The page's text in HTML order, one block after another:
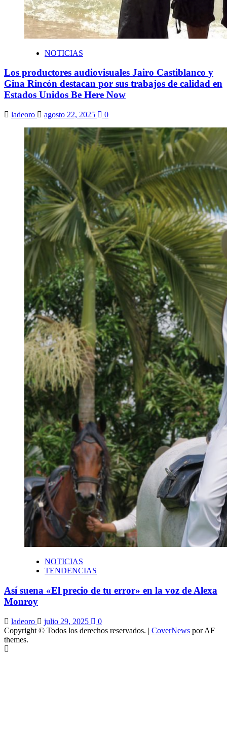
NOTICIAS
Los productores audiovisuales Jairo Castiblanco y
Gina Rincón destacan por sus trabajos de calidad en
Estados Unidos Be Here Now
ladeoro agosto 22, 2025 0
NOTICIAS
TENDENCIAS
Así suena «El precio de tu error» en la voz de Alexa
Monroy
ladeoro julio 29, 2025
0
Copyright © Todos los derechos reservados. | CoverNews por AF
themes.